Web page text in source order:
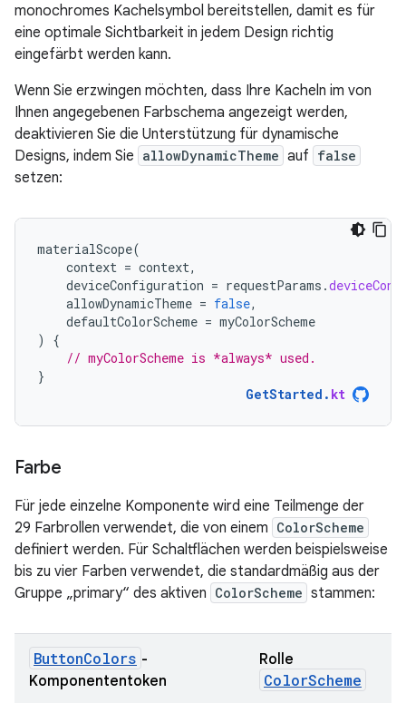
monochromes Kachelsymbol bereitstellen, damit es für
eine optimale Sichtbarkeit in jedem Design richtig
eingefärbt werden kann.
Wenn Sie erzwingen möchten, dass Ihre Kacheln im von
Ihnen angegebenen Farbschema angezeigt werden,
deaktivieren Sie die Unterstützung für dynamische
Designs, indem Sie allowDynamicTheme auf false
setzen:
materialScope(
context = context,
deviceConfiguration = requestParams .
allowDynamicTheme = false,
defaultColorScheme = myColorScheme
)
{
// myColorScheme is *always* used.
}
GetStarted . kt
Farbe
Für jede einzelne Komponente wird eine Teilmenge der
29 Farbrollen verwendet, die von einem ColorScheme
definiert werden. Für Schaltflächen werden beispielsweise
bis zu vier Farben verwendet, die standardmäßig aus der
Gruppe „primary“ des aktiven ColorScheme stammen:
ButtonColors -
Komponententoken
Rolle
ColorScheme